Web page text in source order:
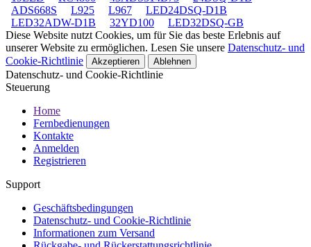
ADS668S
L925 L967
LED24DSQ-D1B
LED32ADW-D1B
32YD100
LED32DSQ-GB
Diese Website nutzt Cookies, um für Sie das beste Erlebnis auf
unserer Website zu ermöglichen. Lesen Sie unsere Datenschutz- und
Cookie-Richtlinie
Akzeptieren Ablehnen
Datenschutz- und Cookie-Richtlinie
Steuerung
Home
Fernbedienungen
Kontakte
Anmelden
Registrieren
Support
Geschäftsbedingungen
Datenschutz- und Cookie-Richtlinie
Informationen zum Versand